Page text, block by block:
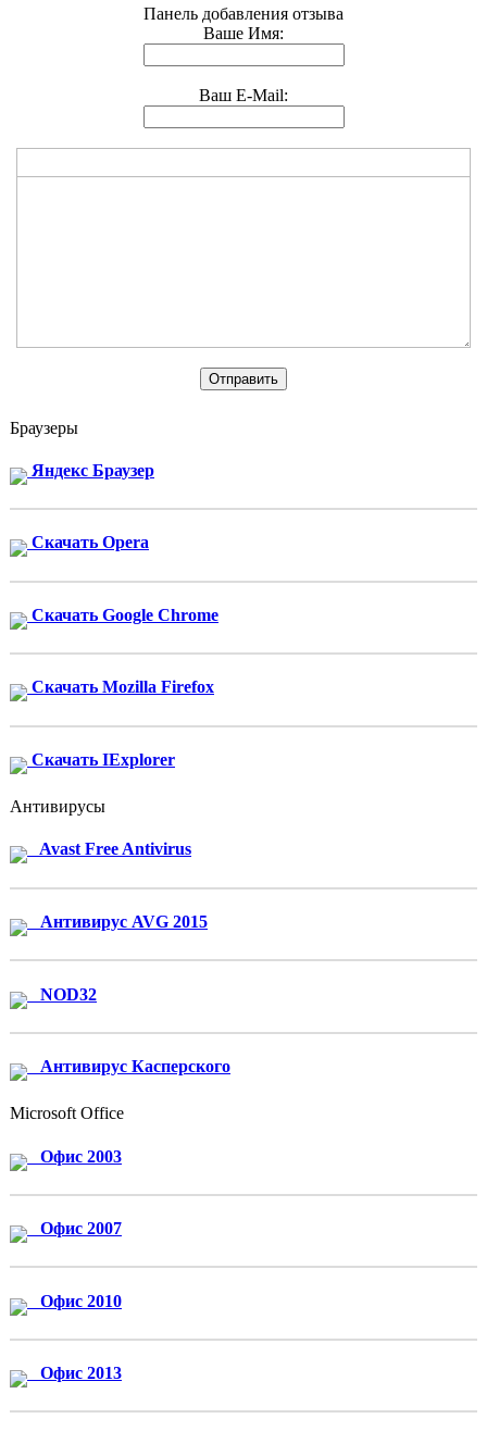
Панель добавления отзыва
Ваше Имя:
Ваш E-Mail:
Браузеры
Яндекс Браузер
Скачать Opera
Скачать Google Chrome
Скачать Mozilla Firefox
Скачать IExplorer
Антивирусы
Avast Free Antivirus
Антивирус AVG 2015
NOD32
Антивирус Касперского
Microsoft Office
Офис 2003
Офис 2007
Офис 2010
Офис 2013